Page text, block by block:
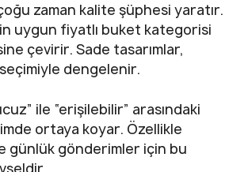
zaman kalite şüphesi yaratır.
uygun fiyatlı buket kategorisi
çevirir. Sade tasarımlar,
dengelenir.
ile “erişilebilir” arasındaki
ortaya koyar. Özellikle
günlük gönderimler için bu